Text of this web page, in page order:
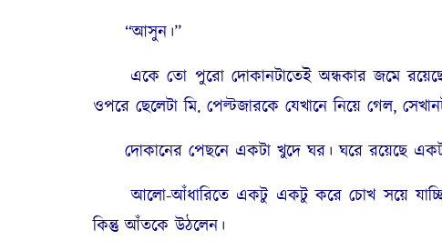
“আসুন।”
একে তো পুরো দোকানটাতেই অন্ধকার জমে রয়েছে
ওপরে ছেলেটা মি. পেল্টজারকে যেখানে নিয়ে গেল,
দোকানের পেছনে একটা খুদে ঘর। ঘরে রয়েছে
আলো-আঁধারিতে একটু একটু করে চোখ সয়ে যাচ্ছিল
কিন্তু আঁতকে উঠলেন।